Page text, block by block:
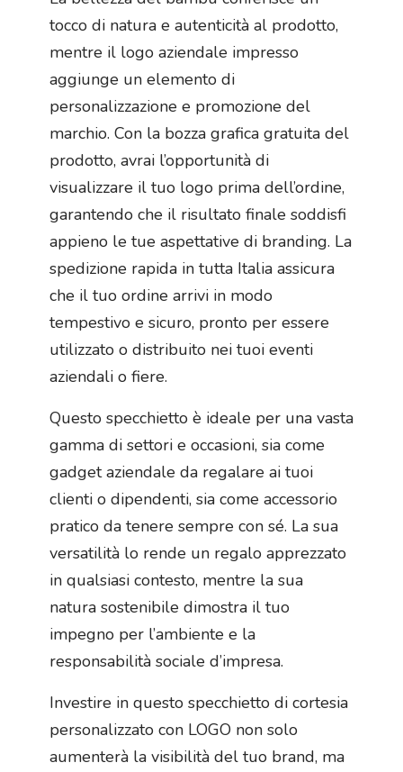
tocco di natura e autenticità al prodotto,
mentre il logo aziendale impresso
aggiunge un elemento di
personalizzazione e promozione del
marchio. Con la bozza grafica gratuita del
prodotto, avrai l’opportunità di
visualizzare il tuo logo prima dell’ordine,
garantendo che il risultato finale soddisfi
appieno le tue aspettative di branding. La
spedizione rapida in tutta Italia assicura
che il tuo ordine arrivi in modo
tempestivo e sicuro, pronto per essere
utilizzato o distribuito nei tuoi eventi
aziendali o fiere.
Questo specchietto è ideale per una vasta
gamma di settori e occasioni, sia come
gadget aziendale da regalare ai tuoi
clienti o dipendenti, sia come accessorio
pratico da tenere sempre con sé. La sua
versatilità lo rende un regalo apprezzato
in qualsiasi contesto, mentre la sua
natura sostenibile dimostra il tuo
impegno per l’ambiente e la
responsabilità sociale d’impresa.
Investire in questo specchietto di cortesia
personalizzato con LOGO non solo
aumenterà la visibilità del tuo brand, ma